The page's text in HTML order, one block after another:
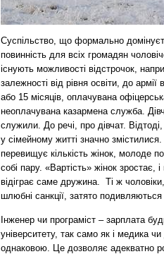
Суспільство, що формально
повинність для всіх громадян
існують можливості відстрочок,
залежності від рівня освіти, до
або 15 місяців, оплачувана
неоплачувана казармена служба.
служили. До речі, про дівчат.
у сімейному житті значно змістилися.
перевищує кількість жінок, молоде
собі пару. «Вартість» жінок зростає,
відіграє саме дружина. Ті ж
шлюбні санкції, затято
Інженер чи програміст – зарплата
університету, так само як і медика
однаковою. Це дозволяє адекватно